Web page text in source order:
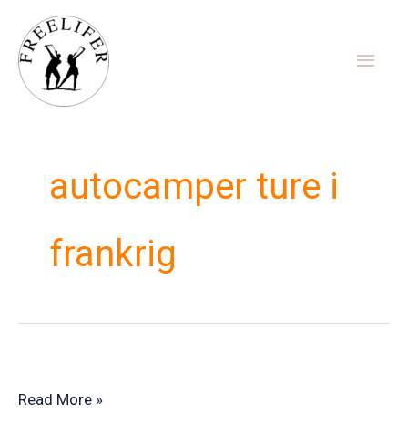
indholdet
autocamper ture i
frankrig
Tilmelding
Read More »